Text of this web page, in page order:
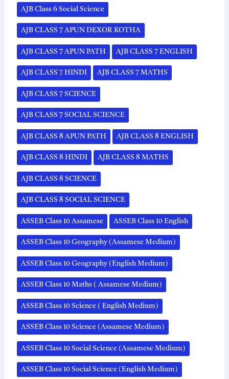
AJB Class 6 Social Science
AJB CLASS 7 APUN DEXOR KOTHA
AJB CLASS 7 APUN PATH AJB CLASS 7 ENGLISH
AJB CLASS 7 HINDI AJB CLASS 7 MATHS
AJB CLASS 7 SCIENCE
AJB CLASS 7 SOCIAL SCIENCE
AJB CLASS 8 APUN PATH AJB CLASS 8 ENGLISH
AJB CLASS 8 HINDI AJB CLASS 8 MATHS
AJB CLASS 8 SCIENCE
AJB CLASS 8 SOCIAL SCIENCE
ASSEB Class 10 Assamese ASSEB Class 10 English
ASSEB Class 10 Geography (Assamese Medium)
ASSEB Class 10 Geography (English Medium)
ASSEB Class 10 Maths ( Assamese Medium)
ASSEB Class 10 Science ( English Medium)
ASSEB Class 10 Science (Assamese Medium)
ASSEB Class 10 Social Science (Assamese Medium)
ASSEB Class 10 Social Science (English Medium)